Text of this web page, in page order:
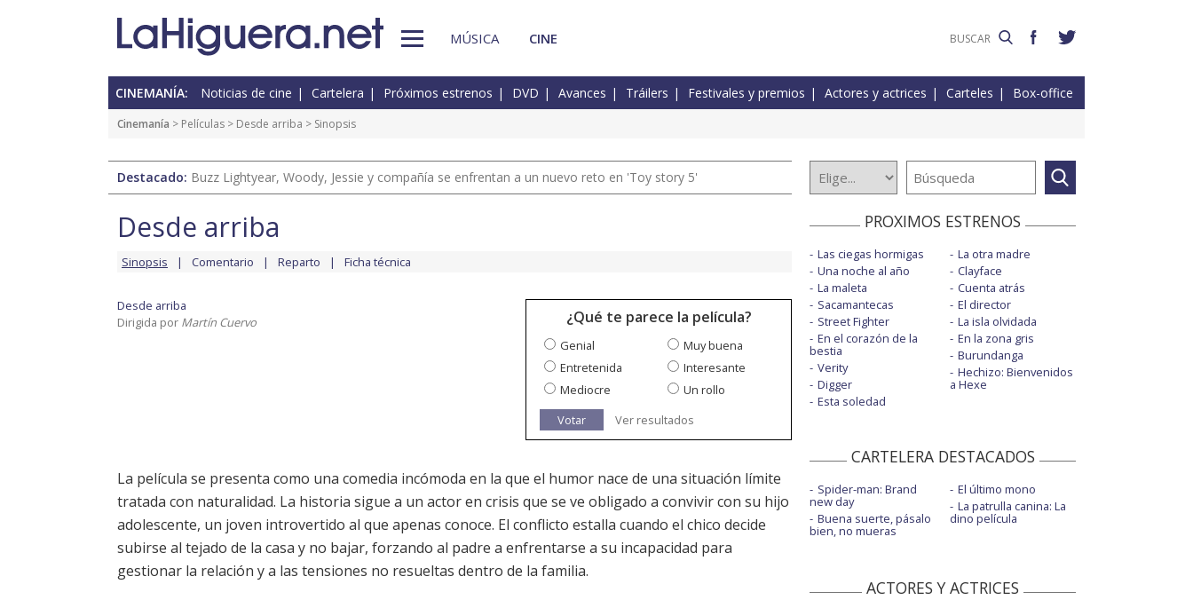
MÚSICA CINE
CINEMANÍA: Noticias de cine Cartelera Próximos estrenos DVD Avances Tráilers Festivales y premios Actores y actrices Carteles Box-office
Cinemanía > Películas > Desde arriba > Sinopsis
Destacado: Buzz Lightyear, Woody, Jessie y compañía se enfrentan a un nuevo reto en 'Toy story 5'
Desde arriba
Sinopsis Comentario Reparto Ficha técnica
Desde arriba
Dirigida por Martín Cuervo ¿Qué te parece la película?
Genial
Muy buena
Entretenida
Interesante
Mediocre
Un rollo
Votar
Ver resultados
La película se presenta como una comedia incómoda en la que el humor nace de una situación límite
tratada con naturalidad. La historia sigue a un actor en crisis que se ve obligado a convivir con su hijo
adolescente, un joven introvertido al que apenas conoce. El conflicto estalla cuando el chico decide
subirse al tejado de la casa y no bajar, forzando al padre a enfrentarse a su incapacidad para
gestionar la relación y a las tensiones no resueltas dentro de la familia.
PROXIMOS ESTRENOS
Las ciegas hormigas
Una noche al año
La maleta
Sacamantecas
Street Fighter
En el corazón de la
bestia
Verity
Digger
Esta soledad
La otra madre
Clayface
Cuenta atrás
El director
La isla olvidada
En la zona gris
Burundanga
Hechizo: Bienvenidos
a Hexe
CARTELERA DESTACADOS
Spider-man: Brand
new day
Buena suerte, pásalo
bien, no mueras
El último mono
La patrulla canina: La
dino película
ACTORES Y ACTRICES